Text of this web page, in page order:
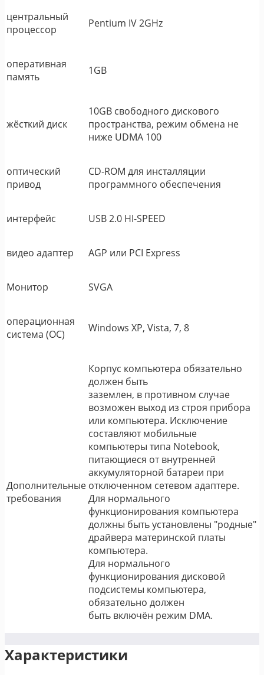
центральный
процессор
Pentium IV 2GHz
оперативная
память
1GB
жёсткий диск
10GB свободного дискового
пространства, режим обмена не
ниже UDMA 100
оптический
привод
CD-ROM для инсталляции
программного обеспечения
интерфейс USB 2.0 HI-SPEED
видео адаптер AGP или PCI Express
Монитор SVGA
операционная
система (ОС)
Windows XP, Vista, 7, 8
Дополнительные
требования
Корпус компьютера обязательно
должен быть
заземлен, в противном случае
возможен выход из строя прибора
или компьютера. Исключение
составляют мобильные
компьютеры типа Notebook,
питающиеся от внутренней
аккумуляторной батареи при
отключенном сетевом адаптере.
Для нормального
функционирования компьютера
должны быть установлены "родные"
драйвера материнской платы
компьютера.
Для нормального
функционирования дисковой
подсистемы компьютера,
обязательно должен
быть включён режим DMA.
Характеристики